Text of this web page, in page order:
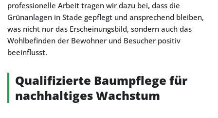
professionelle Arbeit tragen wir dazu bei, dass die
Grünanlagen in Stade gepflegt und ansprechend bleiben,
was nicht nur das Erscheinungsbild, sondern auch das
Wohlbefinden der Bewohner und Besucher positiv
beeinflusst.
Qualifizierte Baumpflege für
nachhaltiges Wachstum